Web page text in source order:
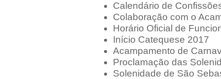
Calendário de
Colaboração com o
Horário Oficial de
Início Catequese 2017
Acampamento de
Proclamação das
Solenidade de São